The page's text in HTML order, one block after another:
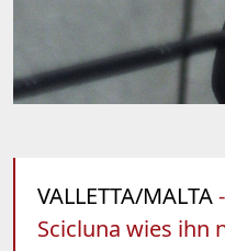
VALLETTA/MALTA
Scicluna wies ihn